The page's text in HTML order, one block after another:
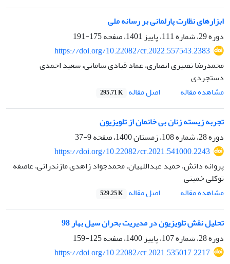
ابزارهای نظارت پارلمانی بر رسانه ملی
دوره 29، شماره 111، پاییز 1401، صفحه
175-191
https://doi.org/10.22082/cr.2022.557543.2383
محمدرضا نصیری انصاری، عماد قبادی سامانی، سعید احمدی
دستجردی
مشاهده مقاله
اصل مقاله 295.71 K
تجربه زیسته زنان بی خانمان از تلویزیون
دوره 28، شماره 108، زمستان 1400، صفحه
9-37
https://doi.org/10.22082/cr.2021.541000.2243
پروانه دانش، حمید عبداللهیان، محمدجواد زاهدی مازندرانی، عاصفه
توکلی خمینی
مشاهده مقاله
اصل مقاله 529.25 K
تحلیل نقش تلویزیون در مدیریت بحران سیل بهار 98
دوره 28، شماره 107، پاییز 1400، صفحه
125-159
https://doi.org/10.22082/cr.2021.535017.2217